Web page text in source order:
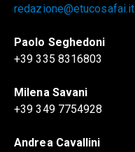
redazione@etucosafai.it
Paolo Seghedoni
+39 335 8316803
Milena Savani
+39 349 7754928
Andrea Cavallini